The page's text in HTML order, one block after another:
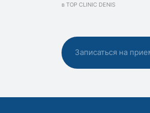
в TOP CLINIC DENIS
Записаться на